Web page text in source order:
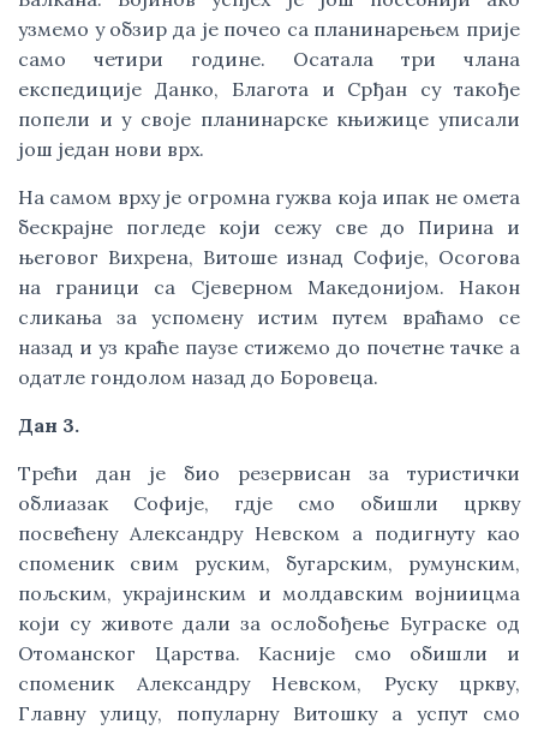
узмемо у обзир да је почео са планинарењем прије
само четири године. Осатала три члана
експедиције Данко, Благота и Срђан су такође
попели и у своје планинарске књижице уписали
још један нови врх.
На самом врху је огромна гужва која ипак не омета
бескрајне погледе који сежу све до Пирина и
његовог Вихрена, Витоше изнад Софије, Осогова
на граници са Сјеверном Македонијом. Након
сликања за успомену истим путем враћамо се
назад и уз краће паузе стижемо до почетне тачке а
одатле гондолом назад до Боровеца.
Дан 3.
Трећи дан је био резервисан за туристички
облиазак Софије, гдје смо обишли цркву
посвећену Александру Невском а подигнуту као
споменик свим руским, бугарским, румунским,
пољским, украјинским и молдавским војниицма
који су животе дали за ослобођење Буграске од
Отоманског Царства. Касније смо обишли и
споменик Александру Невском, Руску цркву,
Главну улицу, популарну Витошку а успут смо